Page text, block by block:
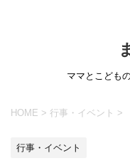
ママとこども
HOME > 行事・イベント >
行事・イベント